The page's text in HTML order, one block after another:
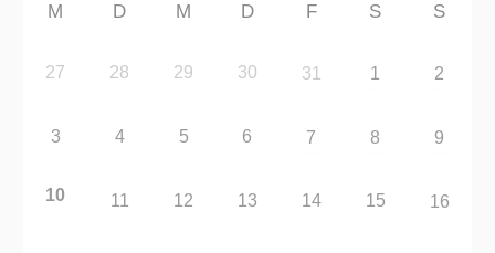
M D M D F S S
27 28 29 30 31 1 2
3 4 5 6 7 8 9
10 11 12 13 14 15 16